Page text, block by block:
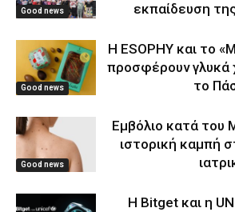
Good news
εκπαίδευση
Good news
Η ESOPHY και το
προσφέρουν γλυκά
το
Good news
Εμβόλιο κατά του
ιστορική καμπή
Η Bitget και η